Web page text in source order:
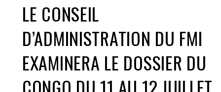
LE CONSEIL
D’ADMINISTRATION DU FMI
EXAMINERA LE DOSSIER DU